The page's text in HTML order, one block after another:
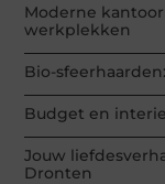
Moderne
werkplekken
Bio-
Budget en
Jouw
Dronten